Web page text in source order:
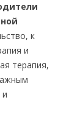
к
и
терапия,